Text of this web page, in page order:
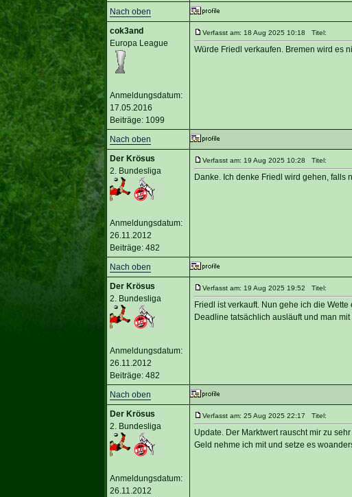
Nach oben
cok3and
Europa League
Anmeldungsdatum:
17.05.2016
Beiträge: 1099
Verfasst am: 18 Aug 2025 10:18 Titel:
Würde Friedl verkaufen. Bremen wird es
Nach oben
Der Krösus
2. Bundesliga
Anmeldungsdatum:
26.11.2012
Beiträge: 482
Verfasst am: 19 Aug 2025 10:28 Titel:
Danke. Ich denke Friedl wird gehen, falls
Nach oben
Der Krösus
2. Bundesliga
Anmeldungsdatum:
26.11.2012
Beiträge: 482
Verfasst am: 19 Aug 2025 19:52 Titel:
Friedl ist verkauft. Nun gehe ich die
Deadline tatsächlich ausläuft und man
Nach oben
Der Krösus
2. Bundesliga
Anmeldungsdatum:
26.11.2012
Verfasst am: 25 Aug 2025 22:17 Titel:
Update. Der Marktwert rauscht mir zu
Geld nehme ich mit und setze es